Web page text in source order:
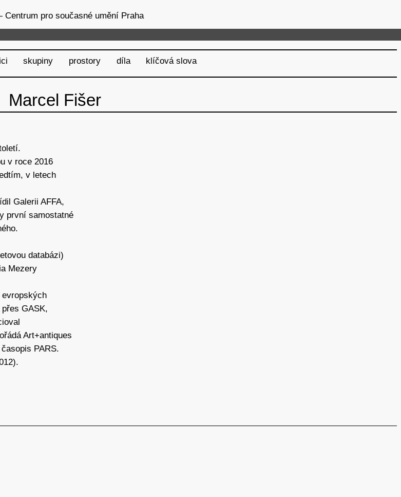
pro současné umění Praha
skupiny prostory díla klíčová slova
Marcel Fišer
v roce 2016
v letech
Galerii AFFA,
první samostatné
databázi)
Mezery
GASK,
Art+antiques
PARS.